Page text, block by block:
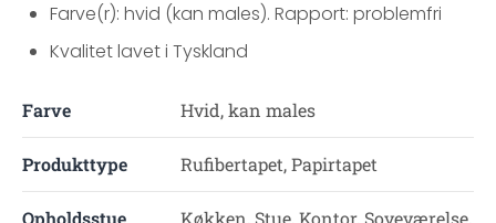
Farve(r): hvid (kan males). Rapport: problemfri
Kvalitet lavet i Tyskland
Farve Hvid, kan males
Produkttype Rufibertapet, Papirtapet
Opholdsstue
Køkken, Stue, Kontor, Soveværelse,